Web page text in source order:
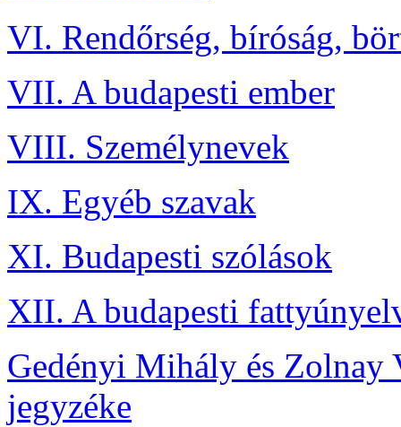
VI. Rendőrség, bíróság,
VII. A budapesti ember
VIII. Személynevek
IX. Egyéb szavak
XI. Budapesti szólások
XII. A budapesti
Gedényi Mihály és
jegyzéke